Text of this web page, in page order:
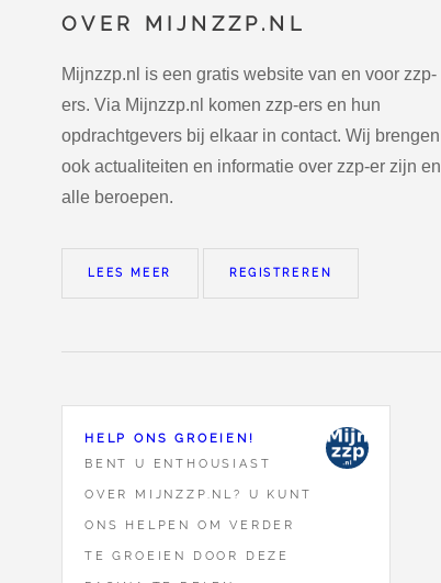
OVER MIJNZZP.NL
Mijnzzp.nl is een gratis website van en voor zzp-
ers. Via Mijnzzp.nl komen zzp-ers en hun
opdrachtgevers bij elkaar in contact. Wij brengen
ook actualiteiten en informatie over zzp-er zijn en
alle beroepen.
LEES MEER REGISTREREN
HELP ONS GROEIEN!
BENT U ENTHOUSIAST
OVER MIJNZZP.NL? U KUNT
ONS HELPEN OM VERDER
TE GROEIEN DOOR DEZE